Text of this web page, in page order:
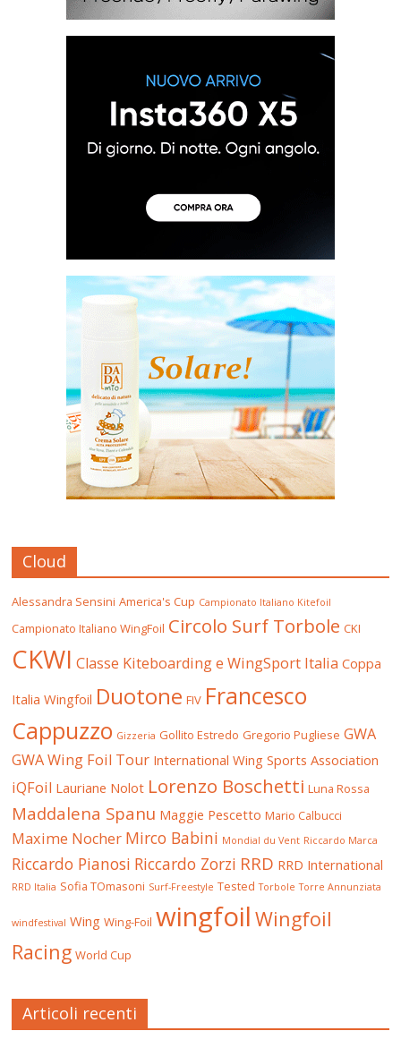
Cloud
Alessandra Sensini America's Cup Campionato Italiano Kitefoil
Campionato Italiano WingFoil Circolo Surf Torbole CKI
CKWI Classe Kiteboarding e WingSport Italia Coppa
Italia Wingfoil Duotone FIV Francesco
Cappuzzo Gizzeria Gollito Estredo Gregorio Pugliese GWA
GWA Wing Foil Tour International Wing Sports Association
iQFoil Lauriane Nolot Lorenzo Boschetti Luna Rossa
Maddalena Spanu Maggie Pescetto Mario Calbucci
Maxime Nocher Mirco Babini Mondial du Vent Riccardo Marca
Riccardo Pianosi Riccardo Zorzi RRD RRD International
RRD Italia Sofia TOmasoni Surf-Freestyle Tested Torbole Torre Annunziata
windfestival Wing Wing-Foil wingfoil Wingfoil
Racing World Cup
Articoli recenti